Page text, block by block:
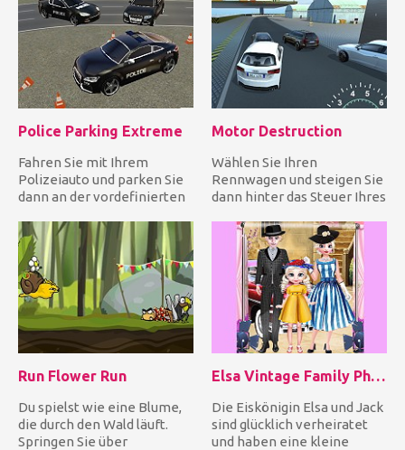
Police Parking Extreme
Fahren Sie mit Ihrem
Polizeiauto und parken Sie
dann an der vordefinierten
Motor Destruction
Wählen Sie Ihren
Rennwagen und steigen Sie
dann hinter das Steuer Ihres
um...
Run Flower Run
Du spielst wie eine Blume,
die durch den Wald läuft.
Springen Sie über
Elsa Vintage Family Photo
Die Eiskönigin Elsa und Jack
sind glücklich verheiratet
und haben eine kleine